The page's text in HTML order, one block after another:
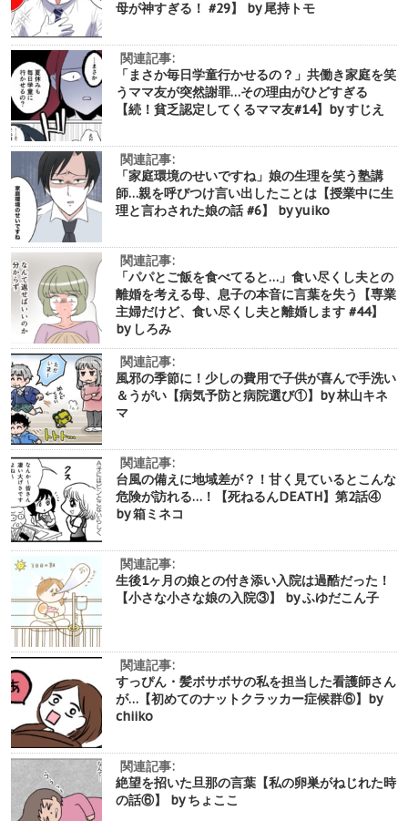
母が神すぎる！ #29】 by 尾持トモ
関連記事:
「まさか毎日学童行かせるの？」共働き家庭を笑
うママ友が突然謝罪…その理由がひどすぎる
【続！貧乏認定してくるママ友#14】by すじえ
関連記事:
「家庭環境のせいですね」娘の生理を笑う塾講
師…親を呼びつけ言い出したことは【授業中に生
理と言わされた娘の話 #6】 by yuiko
関連記事:
「パパとご飯を食べてると…」食い尽くし夫との
離婚を考える母、息子の本音に言葉を失う【専業
主婦だけど、食い尽くし夫と離婚します #44】
by しろみ
関連記事:
風邪の季節に！少しの費用で子供が喜んで手洗い
＆うがい【病気予防と病院選び①】by 林山キネ
マ
関連記事:
台風の備えに地域差が？！甘く見ているとこんな
危険が訪れる…！【死ねるんDEATH】第2話④
by 箱ミネコ
関連記事:
生後1ヶ月の娘との付き添い入院は過酷だった！
【小さな小さな娘の入院③】 by ふゆだこん子
関連記事:
すっぴん・髪ボサボサの私を担当した看護師さん
が…【初めてのナットクラッカー症候群⑥】by
chiiko
関連記事:
絶望を招いた旦那の言葉【私の卵巣がねじれた時
の話⑥】 by ちょここ